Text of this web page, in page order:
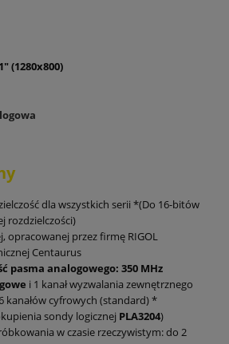
(1280x800)
dla wszystkich serii *(Do 16-bitów
rozdzielczości)
opracowanej przez firmę RIGOL
Centaurus
pasma analogowego: 350 MHz
i 1 kanał wyzwalania zewnętrznego
kanałów cyfrowych (standard) *
sondy logicznej PLA3204)
w czasie rzeczywistym: do 2